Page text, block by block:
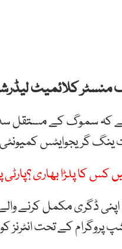
کلائمیٹ
ہے کہ سموگ کے مستقل
ینگ گریجوایٹس
کس کا پلڑا بھاری
میں اپنی ڈگری مکمل
تحت انٹرنز کو ماہانہ 25 ہزار سکالرشپ